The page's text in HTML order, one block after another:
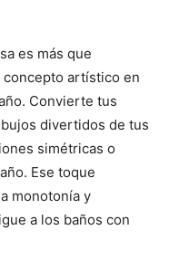
es más que
artístico en
Convierte tus
divertidos de tus
simétricas o
Ese toque
monotonía y
a los baños con